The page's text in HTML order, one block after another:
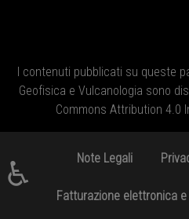
I contenuti pubblicati su queste
Geofisica e Vulcanologia sono
Commons Attribution 4.0
Note Legali
Fatturazione elettronica